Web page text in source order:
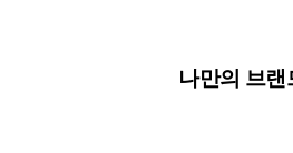
나만의 브